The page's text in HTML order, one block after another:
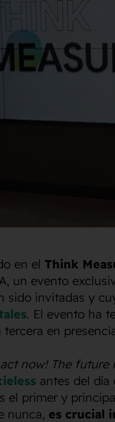
en el Think
un evento
sido invitadas y
. El evento ha
tercera en
now! The future
antes del día
el primer y
nunca, es crucial